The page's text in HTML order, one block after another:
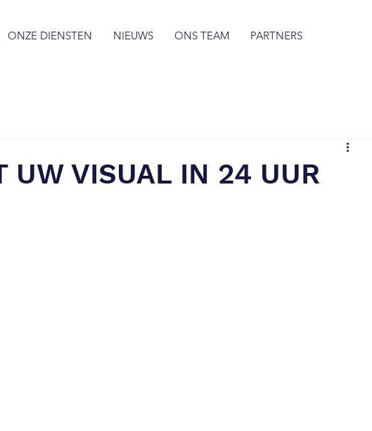
ONZE DIENSTEN NIEUWS ONS TEAM PARTNERS
UW VISUAL IN 24 UUR